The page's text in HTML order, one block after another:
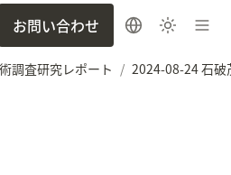
お問い合わせ
調査研究レポート /